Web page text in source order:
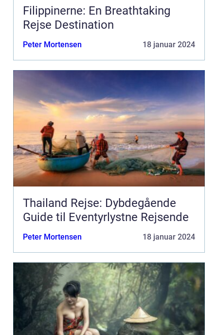
Filippinerne: En Breathtaking
Rejse Destination
Peter Mortensen 18 januar 2024
Thailand Rejse: Dybdegående
Guide til Eventyrlystne Rejsende
Peter Mortensen 18 januar 2024